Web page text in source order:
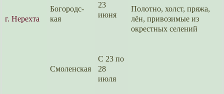
г. Нерехта
Полотно, холст, пряжа,
лён, привози­мые из
окрестных селений
Богородс­
кая
23
июня
Смоленс­кая
С 23 по
28
июля